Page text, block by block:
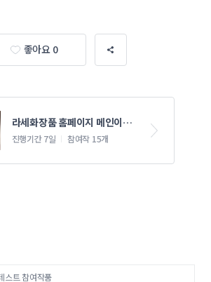
좋아요 0
라세화장품 홈페이지 메인이미
지 의뢰
진행기간 7일 참여작 15개
스트 참여작품